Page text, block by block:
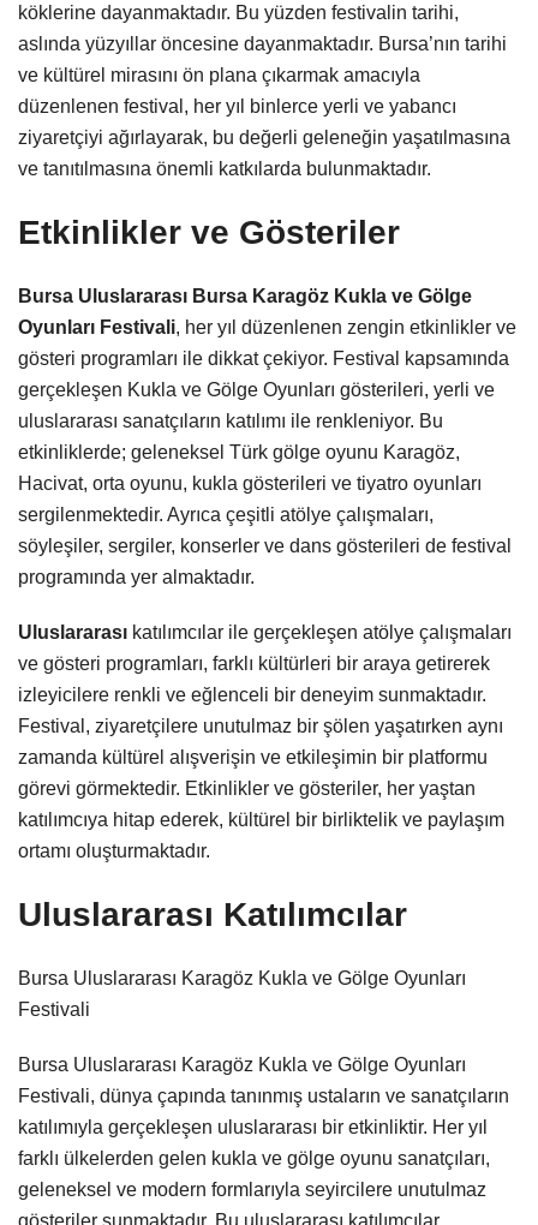
köklerine dayanmaktadır. Bu yüzden festivalin tarihi,
aslında yüzyıllar öncesine dayanmaktadır. Bursa’nın tarihi
ve kültürel mirasını ön plana çıkarmak amacıyla
düzenlenen festival, her yıl binlerce yerli ve yabancı
ziyaretçiyi ağırlayarak, bu değerli geleneğin yaşatılmasına
ve tanıtılmasına önemli katkılarda bulunmaktadır.
Etkinlikler ve Gösteriler
Bursa Uluslararası Bursa Karagöz Kukla ve Gölge
Oyunları Festivali, her yıl düzenlenen zengin etkinlikler ve
gösteri programları ile dikkat çekiyor. Festival kapsamında
gerçekleşen Kukla ve Gölge Oyunları gösterileri, yerli ve
uluslararası sanatçıların katılımı ile renkleniyor. Bu
etkinliklerde; geleneksel Türk gölge oyunu Karagöz,
Hacivat, orta oyunu, kukla gösterileri ve tiyatro oyunları
sergilenmektedir. Ayrıca çeşitli atölye çalışmaları,
söyleşiler, sergiler, konserler ve dans gösterileri de festival
programında yer almaktadır.
Uluslararası katılımcılar ile gerçekleşen atölye çalışmaları
ve gösteri programları, farklı kültürleri bir araya getirerek
izleyicilere renkli ve eğlenceli bir deneyim sunmaktadır.
Festival, ziyaretçilere unutulmaz bir şölen yaşatırken aynı
zamanda kültürel alışverişin ve etkileşimin bir platformu
görevi görmektedir. Etkinlikler ve gösteriler, her yaştan
katılımcıya hitap ederek, kültürel bir birliktelik ve paylaşım
ortamı oluşturmaktadır.
Uluslararası Katılımcılar
Bursa Uluslararası Karagöz Kukla ve Gölge Oyunları
Festivali
Bursa Uluslararası Karagöz Kukla ve Gölge Oyunları
Festivali, dünya çapında tanınmış ustaların ve sanatçıların
katılımıyla gerçekleşen uluslararası bir etkinliktir. Her yıl
farklı ülkelerden gelen kukla ve gölge oyunu sanatçıları,
geleneksel ve modern formlarıyla seyircilere unutulmaz
gösteriler sunmaktadır. Bu uluslararası katılımcılar,